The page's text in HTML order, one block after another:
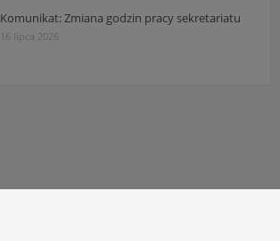
Komunikat: Zmiana godzin pracy sekretariatu
16 lipca 2026